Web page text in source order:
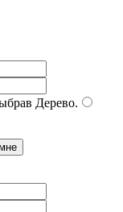
Дерево.